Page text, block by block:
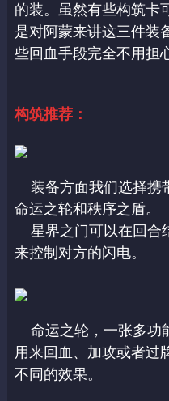
的装。虽然有些构筑卡
是对阿蒙来讲这三件装
些回血手段完全不用担
构筑推荐：
装备方面我们选择携
命运之轮和秩序之盾。
星界之门可以在回合
来控制对方的闪电。
命运之轮，一张多功
用来回血、加攻或者过
不同的效果。